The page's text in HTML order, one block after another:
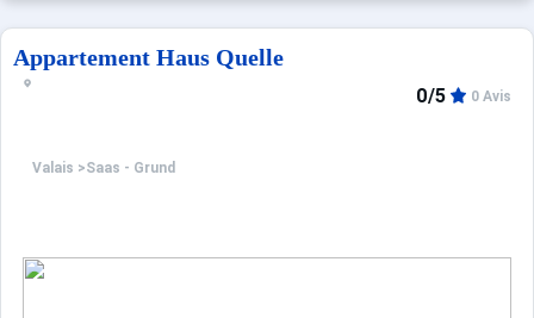
Appartement Haus Quelle
Valais >Saas - Grund
0/5 0 Avis